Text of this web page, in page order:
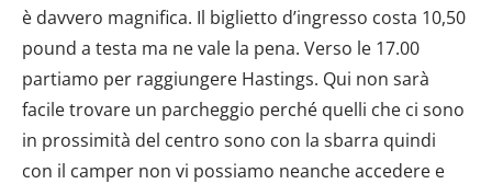
è davvero magnifica. Il biglietto d’ingresso costa 10,50
pound a testa ma ne vale la pena. Verso le 17.00
partiamo per raggiungere Hastings. Qui non sarà
facile trovare un parcheggio perché quelli che ci sono
in prossimità del centro sono con la sbarra quindi
con il camper non vi possiamo neanche accedere e